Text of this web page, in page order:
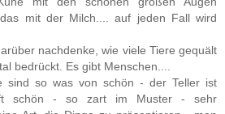
mit der Milch.... auf jeden Fall wird
nachdenke, wie viele Tiere gequält
bedrückt. Es gibt Menschen....
sind so was von schön - der Teller ist
schön - so zart im Muster - sehr